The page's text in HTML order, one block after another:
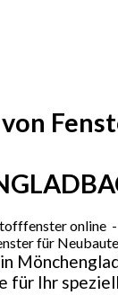
in
für Ihr